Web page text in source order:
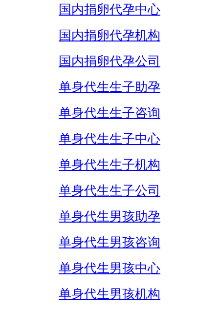
国内捐卵代孕中心
国内捐卵代孕机构
国内捐卵代孕公司
单身代生生子助孕
单身代生生子咨询
单身代生生子中心
单身代生生子机构
单身代生生子公司
单身代生男孩助孕
单身代生男孩咨询
单身代生男孩中心
单身代生男孩机构